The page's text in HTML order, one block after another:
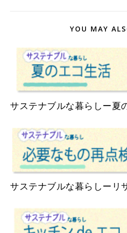
YOU MAY
サステナブルな暮らしー夏
サステナブルな暮らしーリ